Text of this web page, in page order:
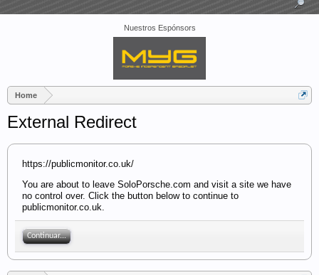
Nuestros Espónsors
Home
External Redirect
https://publicmonitor.co.uk/
You are about to leave SoloPorsche.com and visit a site we have
no control over. Click the button below to continue to
publicmonitor.co.uk.
Continuar...